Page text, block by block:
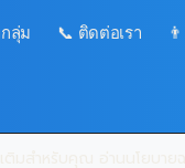
ลุ่ม 📞 ติดต่อเรา